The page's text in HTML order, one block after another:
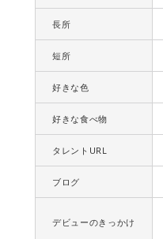
長所
短所
好きな色
好きな食べ物
タレントURL
ブログ
デビューのきっかけ